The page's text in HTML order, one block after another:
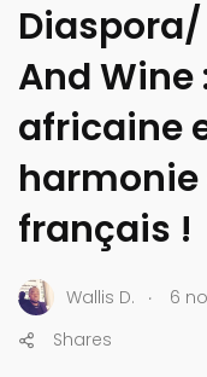
And
africaine
harmonie
français !
Wallis D. . 6
Shares